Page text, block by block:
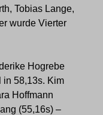
Tobias Lange,
wurde Vierter
Hogrebe
in 58,13s. Kim
Hoffmann
(55,16s) –